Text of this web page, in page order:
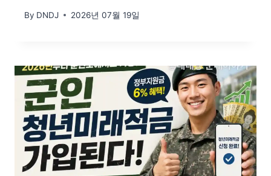
By DNDJ 2026년 07월 19일